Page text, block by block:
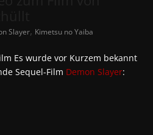
Slayer, Kimetsu no Yaiba
Es wurde vor Kurzem bekannt
Sequel-Film Demon Slayer: